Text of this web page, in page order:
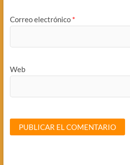
Correo electrónico *
Web